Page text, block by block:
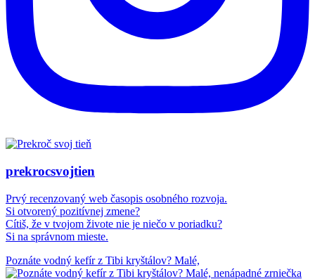
prekrocsvojtien
Prvý recenzovaný web časopis osobného rozvoja.
Si otvorený pozitívnej zmene?
Cítiš, že v tvojom živote nie je niečo v poriadku?
Si na správnom mieste.
Poznáte vodný kefír z Tibi kryštálov? Malé,